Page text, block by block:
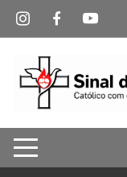
Pular
para
conteúdo